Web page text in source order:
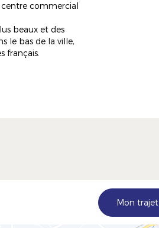
centre commercial
beaux et des
le bas de la ville,
français.
Mon trajet